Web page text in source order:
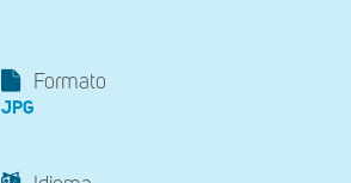
Formato
JPG